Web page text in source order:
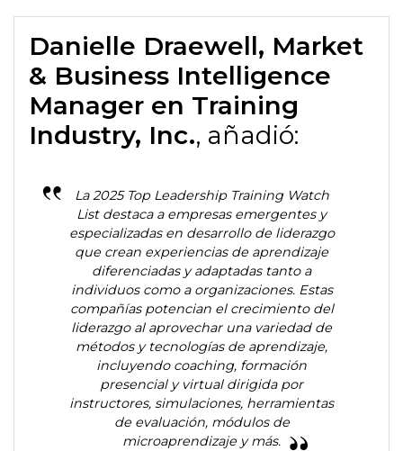
Danielle Draewell, Market
& Business Intelligence
Manager en Training
Industry, Inc., añadió:
La 2025 Top Leadership Training Watch
List destaca a empresas emergentes y
especializadas en desarrollo de liderazgo
que crean experiencias de aprendizaje
diferenciadas y adaptadas tanto a
individuos como a organizaciones. Estas
compañías potencian el crecimiento del
liderazgo al aprovechar una variedad de
métodos y tecnologías de aprendizaje,
incluyendo coaching, formación
presencial y virtual dirigida por
instructores, simulaciones, herramientas
de evaluación, módulos de
microaprendizaje y más.